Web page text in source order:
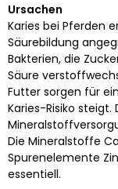
Ursachen
Karies bei Pferden
Säurebildung
Bakterien, die
Säure
Futter sorgen für
Karies-Risiko
Die Mineralstoffe
Spurenelemente
essentiell.